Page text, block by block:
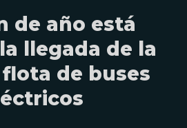
de año está
llegada de la
de buses